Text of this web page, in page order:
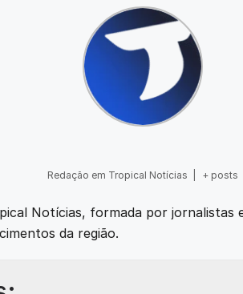
Redação em Tropical Notícias + posts
Notícias, formada por jornalistas
da região.